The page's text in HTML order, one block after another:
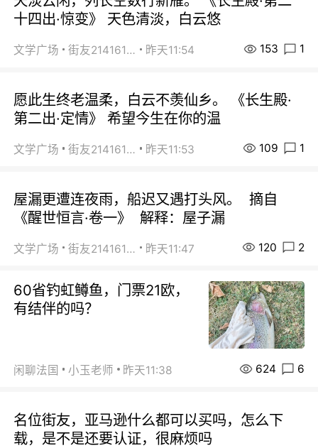
十四出·惊变》 天色清淡，白云悠
文学广场 街友21416156 昨天11:54 153 1
愿此生终老温柔，白云不羡仙乡。 《长生殿·
第二出·定情》 希望今生在你的温
文学广场 街友21416156 昨天11:53 109 1
屋漏更遭连夜雨，船迟又遇打头风。 摘自
《醒世恒言·卷一》 解释：屋子漏
文学广场 街友21416156 昨天11:47 120 2
60省钓虹鳟鱼，门票21欧，
有结伴的吗？
闲聊法国 小玉老师 昨天11:38 624 6
名位街友，亚马逊什么都可以买吗，怎么下
载，是不是还要认证，很麻烦吗